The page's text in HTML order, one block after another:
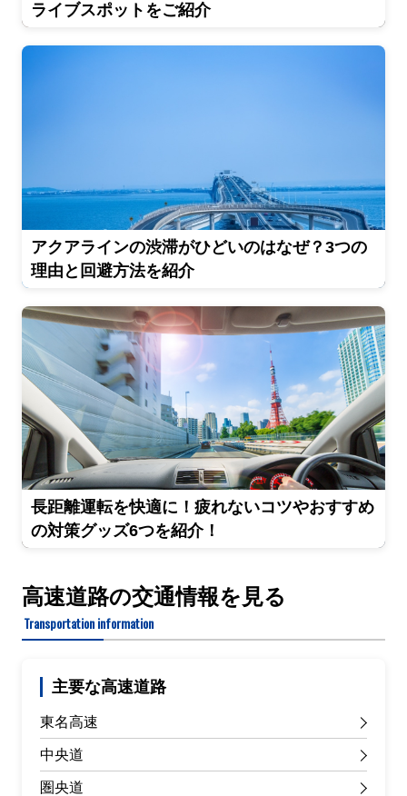
ライブスポットをご紹介
アクアラインの渋滞がひどいのはなぜ？3つの
理由と回避方法を紹介
長距離運転を快適に！疲れないコツやおすすめ
の対策グッズ6つを紹介！
高速道路の交通情報を見る
Transportation information
主要な高速道路
東名高速
中央道
圏央道